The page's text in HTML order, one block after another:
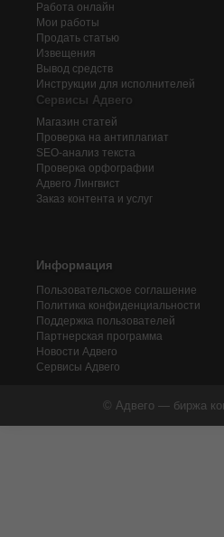
Работа онлайн
Мои работы
Продать статью
Извещения
Вывод средств
Инструкции для исполнителей
Сервисы Адвего
Магазин статей
Проверка на антиплагиат
SEO-анализ текста
Проверка орфографии
Адвего Лингвист
Заказ контента и услуг
Информация
Пользовательское соглашение
Политика конфиденциальности
Поддержка пользователей
Партнерская программа
Новости Адвего
Сервисы Адвего
© Адвего — биржа